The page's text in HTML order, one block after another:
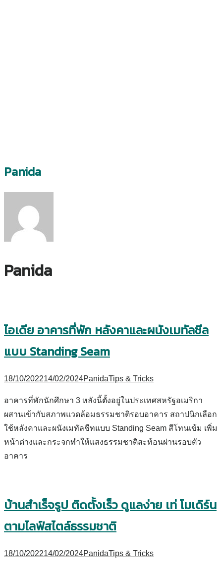
Panida
Panida
ไอเดีย อาคารที่พัก หลังคาและผนังเมทัลชีล
แบบ Standing Seam
18/10/202214/02/2024PanidaTips & Tricks
อาคารที่พักนักศึกษา 3 หลังนี้ตั้งอยู่ในประเทศสหรัฐอเมริกา
ผสานเข้ากับสภาพแวดล้อมธรรมชาติรอบอาคาร สถาปนิกเลือก
ใช้หลังคาและผนังเมทัลชีทแบบ Standing Seam สีโทนเข้ม เพิ่ม
หน้าต่างและกระจกทำให้แสงธรรมชาติสะท้อนผ่านรอบตัว
อาคาร
บ้านสำเร็จรูป ติดตั้งเร็ว ดูแลง่าย เท่ โมเดิร์น
ตามไลฟ์สไตล์ธรรมชาติ
18/10/202214/02/2024PanidaTips & Tricks